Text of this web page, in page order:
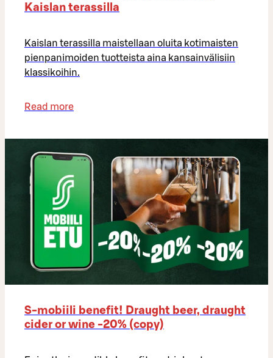
Kaislan terassilla
Kaislan terassilla maistellaan oluita kotimaisten
pienpanimoiden tuotteista aina kansainvälisiin
klassikoihin.
Read more
S-mobiili benefit! Draught beer, draught
cider or wine -20% (copy)